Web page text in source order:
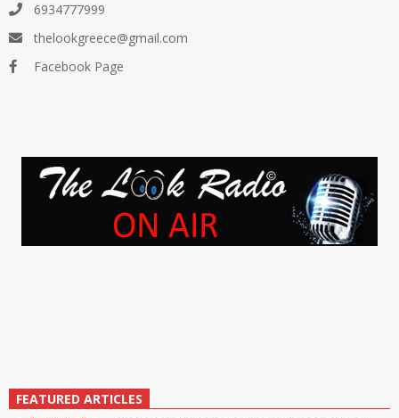
6934777999
thelookgreece@gmail.com
Facebook Page
FEATURED ARTICLES